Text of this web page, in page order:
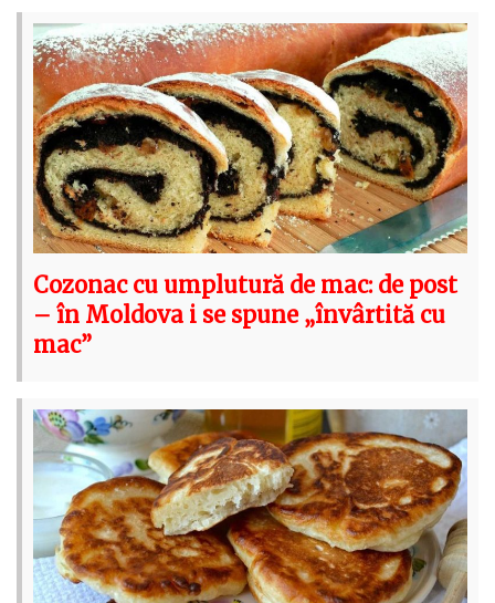
Cozonac cu umplutură de mac: de post
– în Moldova i se spune „învârtită cu
mac”